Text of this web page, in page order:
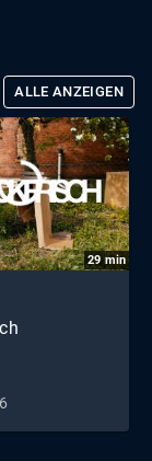
ALLE ANZEIGEN
29 min